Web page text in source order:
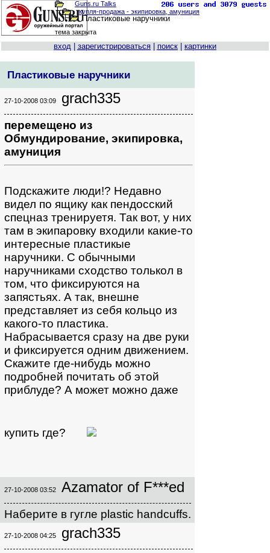
Guns.ru Talks
купля-продажа - экипировка, амуниция
Пластиковые наручники
тема закрыта
вход| зарегистрироваться| поиск картинки
Пластиковые наручники
27-10-2008 03:09 grach335
перемещено из
Обмундирование, экипировка,
амуниция
Подскажите люди!? Недавно
видел по ящику как пендосский
спецназ тренируетя. Так вот, у них
там в экипаровку входили какие-то
интересные пластикые
наручники. С обычными
наручниками сходство толькол в
том, что фиксируются на
запястьях. А так, внешне
представляет из себя кольцо из
какого-то пластика.
Набрасывается сразу на две руки
и фиксируется одним движением.
Скажите где-нибудь можно
подробней почитать об этой
приблуде? А может можно даже
купить где?
27-10-2008 03:52 Azamator of F***ed
Наберите в гугле plastic handcuffs.
27-10-2008 04:25 grach335